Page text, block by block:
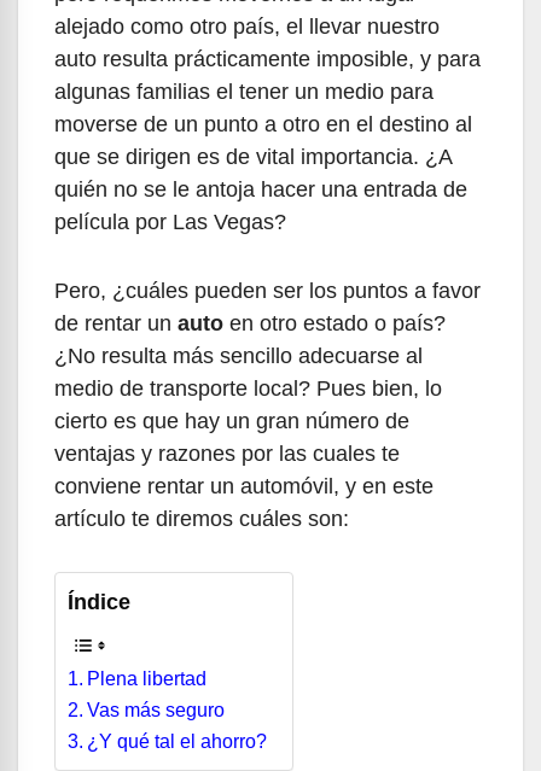
alejado como otro país, el llevar nuestro
auto resulta prácticamente imposible, y para
algunas familias el tener un medio para
moverse de un punto a otro en el destino al
que se dirigen es de vital importancia. ¿A
quién no se le antoja hacer una entrada de
película por Las Vegas?
Pero, ¿cuáles pueden ser los puntos a favor
de rentar un auto en otro estado o país?
¿No resulta más sencillo adecuarse al
medio de transporte local? Pues bien, lo
cierto es que hay un gran número de
ventajas y razones por las cuales te
conviene rentar un automóvil, y en este
artículo te diremos cuáles son:
Índice
Plena libertad
Vas más seguro
¿Y qué tal el ahorro?